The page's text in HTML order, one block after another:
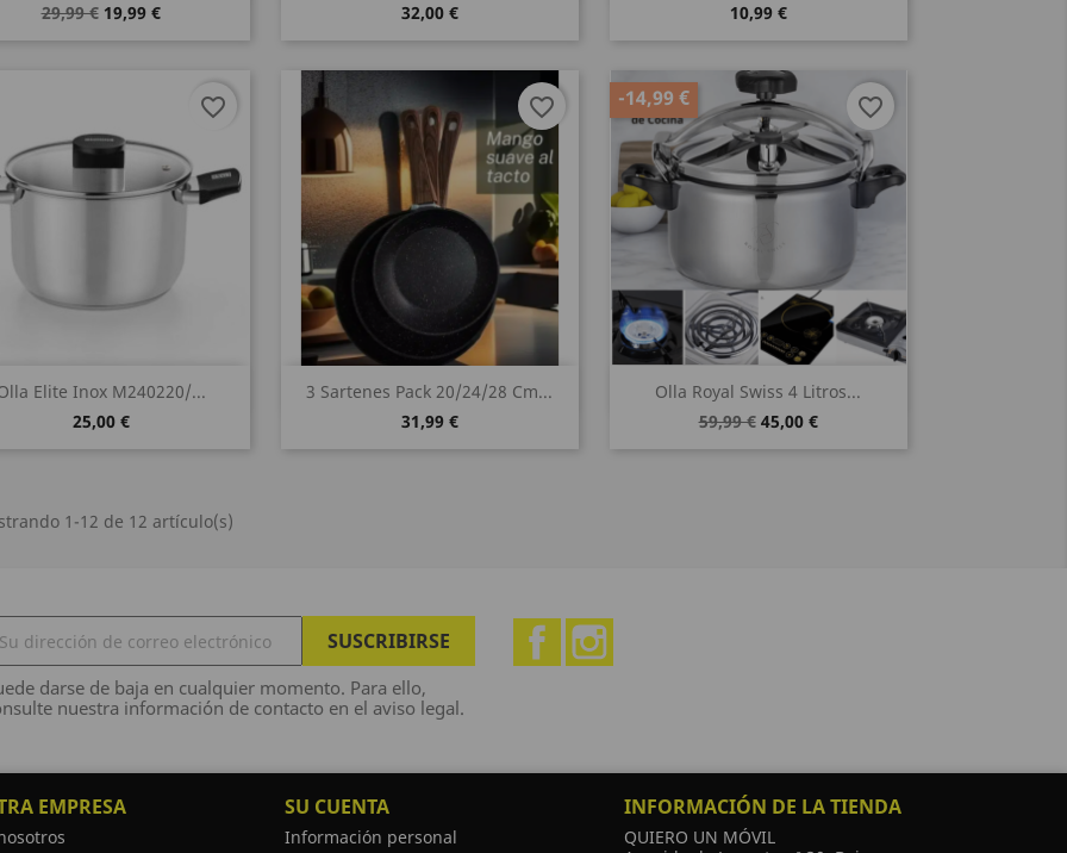
29,99 € 19,99 €
32,00 €
10,99 €
Elite Inox M240220/...
25,00 €
Vista rápida
favorite_border
3 Sartenes Pack 20/24/28 Cm...
31,99 €
Vista rápida
favorite_border
Olla Royal Swiss 4 Litros...
59,99 € 45,00 €
-14,99 €
Vista rápida
favorite_border
1-12 de 12 artículo(s)
darse de baja en cualquier momento. Para ello,
nuestra información de contacto en el aviso legal.
Facebook
EMPRESA SU CUENTA
Información personal
INFORMACIÓN DE LA TIENDA
QUIERO UN MÓVIL